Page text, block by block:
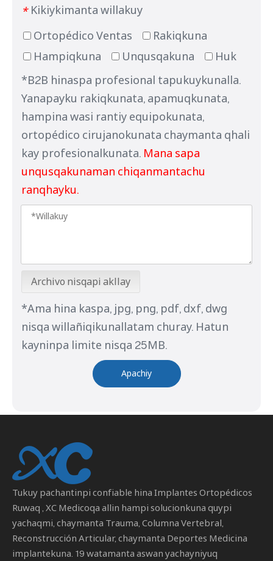
* Kikiykimanta willakuy
Ortopédico Ventas
Rakiqkuna
Hampiqkuna
Unqusqakuna
Huk
*B2B hinaspa profesional tapukuykunalla.
Yanapayku rakiqkunata, apamuqkunata,
hampina wasi rantiy equipokunata,
ortopédico cirujanokunata chaymanta qhali
kay profesionalkunata. Mana sapa
unqusqakunaman chiqanmantachu
ranqhayku.
Archivo nisqapi akllay
*Ama hina kaspa, jpg, png, pdf, dxf, dwg
nisqa willañiqikunallatam churay. Hatun
kayninpa limite nisqa 25MB.
Apachiy
Tukuy pachantinpi confiable hina Implantes Ortopédicos
Ruwaq , XC Medicoqa allin hampi solucionkuna quypi
yachaqmi, chaymanta Trauma, Columna Vertebral,
Reconstrucción Articular, chaymanta Deportes Medicina
implantekuna. 19 watamanta aswan yachayniyuq